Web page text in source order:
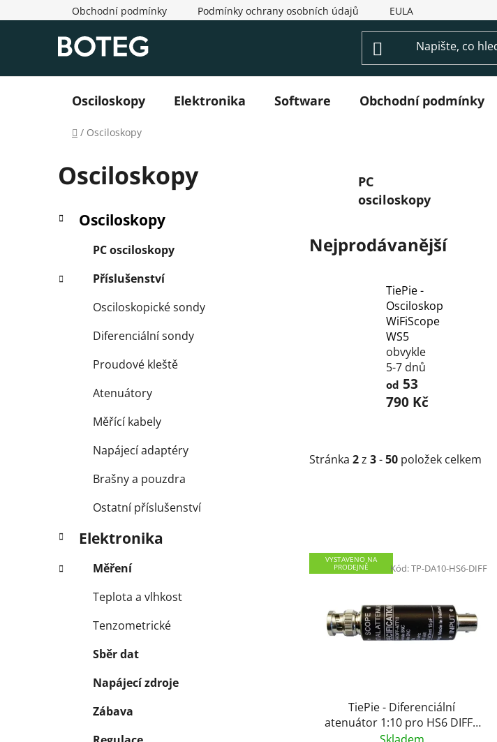
na
Obchodní podmínky Podmínky ochrany osobních údajů EULA
Osciloskopy Elektronika Software Obchodní podmínky
Domů
/ Osciloskopy
Osciloskopy
P
r
Přeskočit
kategorie
K
a
g
o
Osciloskopy
PC osciloskopy
Příslušenství
Osciloskopické sondy
Diferenciální sondy
Proudové kleště
Atenuátory
Měřící kabely
Napájecí adaptéry
Brašny a pouzdra
Ostatní příslušenství
Elektronika
Měření
Teplota a vlhkost
Tenzometrické
Sběr dat
Napájecí zdroje
Zábava
PC
osciloskopy
Nejprodávanější
TiePie -
Osciloskop
WiFiScope
WS5
obvykle
5-7 dnů
od 53
790 Kč
Stránka 2z 3-50 položek celkem
V
ý
VYSTAVENO NA
PRODEJNĚ
TiePie - Diferenciální
atenuátor 1:10 pro HS6 DIFF /
WS6 DIFF
Kód:TP-DA10-HS6-DIFF